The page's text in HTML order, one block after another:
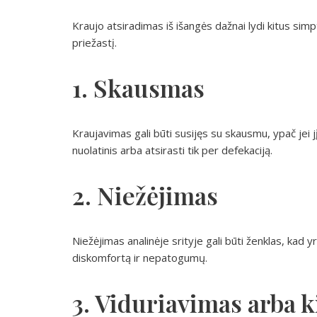
Kraujo atsiradimas iš išangės dažnai lydi kitus
priežastį.
1. Skausmas
Kraujavimas gali būti susijęs su skausmu, ypač jei
nuolatinis arba atsirasti tik per defekaciją.
2. Niežėjimas
Niežėjimas analinėje srityje gali būti ženklas, kad
diskomfortą ir nepatogumų.
3. Viduriavimas arba